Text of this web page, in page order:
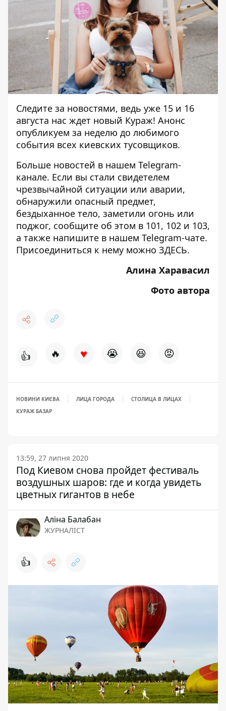
Следите за новостями, ведь уже 15 и 16
августа нас ждет новый Кураж! Анонс
опубликуем за неделю до любимого
события всех киевских тусовщиков.
Больше новостей в нашем Telegram-
канале. Если вы стали свидетелем
чрезвычайной ситуации или аварии,
обнаружили опасный предмет,
бездыханное тело, заметили огонь или
поджог, сообщите об этом в 101, 102 и 103,
а также напишите в нашем Telegram-чате.
Присоединиться к нему можно ЗДЕСЬ.
Алина Харавасил
Фото автора
👍 🔥 ♥ 😭 😆 😡
НОВИНИ КИЄВА ЛИЦА ГОРОДА
СТОЛИЦА В ЛИЦАХ
КУРАЖ БАЗАР
13:59, 27 липня 2020
Под Киевом снова пройдет фестиваль
воздушных шаров: где и когда увидеть
цветных гигантов в небе
Аліна Балабан
ЖУРНАЛІСТ
👍